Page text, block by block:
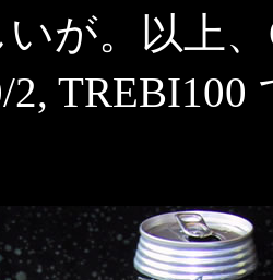
が。以上
2, TREBI100